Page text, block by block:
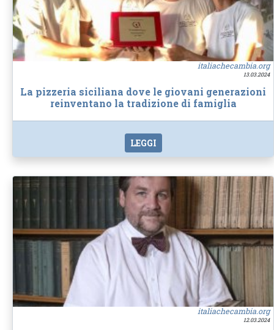
italiachecambia.org
13.03.2024
La pizzeria siciliana dove le giovani generazioni
reinventano la tradizione di famiglia
LEGGI
italiachecambia.org
12.03.2024